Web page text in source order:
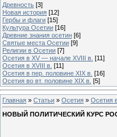
Древность [3]
Новая история [12]
Гербы и флаги [15]
Культура Осетии [16]
Древние знания осетин [6]
Святые места Осетии [9]
Религии в Осетии [7]
Осетия в XV — начале XVIII в. [11]
Осетия в XVIII в. [11]
Осетия в пер. половине XIX в. [16]
Осетия во вт. половине XIX в. [5]
Главная » Статьи » Осетия » Осетия
НОВЫЙ ПОЛИТИЧЕСКИЙ КУРС